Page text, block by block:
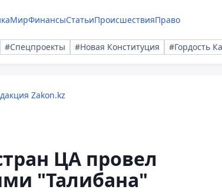
МирФинансыСтатьиПроисшествияПраво
#Спецпроекты #Новая Конституция #Гордость
Zakon.kz
ЦА провел
"Талибана"